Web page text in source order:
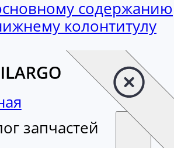
содержанию
колонтитулу
запчастей